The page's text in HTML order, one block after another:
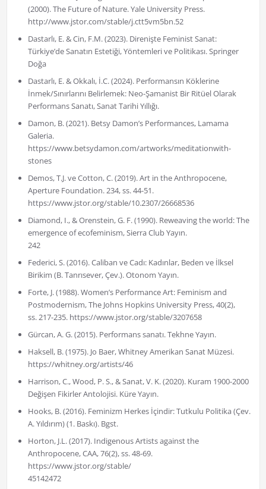
(2000). The Future of Nature. Yale University Press.
http://www.jstor.com/stable/j.ctt5vm5bn.52
Dastarlı, E. & Cin, F.M. (2023). Direnişte Feminist Sanat:
Türkiye’de Sanatın Estetiği, Yöntemleri ve Politikası. Springer
Doğa
Dastarlı, E. & Okkalı, İ.C. (2024). Performansın Köklerine
İnmek/Sınırlarını Belirlemek: Neo-Şamanist Bir Ritüel Olarak
Performans Sanatı, Sanat Tarihi Yıllığı.
Damon, B. (2021). Betsy Damon’s Performances, Lamama
Galeria.
https://www.betsydamon.com/artworks/meditationwith-
stones
Demos, T.J. ve Cotton, C. (2019). Art in the Anthropocene,
Aperture Foundation. 234, ss. 44-51.
https://www.jstor.org/stable/10.2307/26668536
Diamond, I., & Orenstein, G. F. (1990). Reweaving the world: The
emergence of ecofeminism, Sierra Club Yayın.
242
Federici, S. (2016). Caliban ve Cadı: Kadınlar, Beden ve İlksel
Birikim (B. Tanrısever, Çev.). Otonom Yayın.
Forte, J. (1988). Women’s Performance Art: Feminism and
Postmodernism, The Johns Hopkins University Press, 40(2),
ss. 217-235. https://www.jstor.org/stable/3207658
Gürcan, A. G. (2015). Performans sanatı. Tekhne Yayın.
Haksell, B. (1975). Jo Baer, Whitney Amerikan Sanat Müzesi.
https://whitney.org/artists/46
Harrison, C., Wood, P. S., & Sanat, V. K. (2020). Kuram 1900-2000
Değişen Fikirler Antolojisi. Küre Yayın.
Hooks, B. (2016). Feminizm Herkes İçindir: Tutkulu Politika (Çev.
A. Yıldırım) (1. Baskı). Bgst.
Horton, J.L. (2017). Indigenous Artists against the
Anthropocene, CAA, 76(2), ss. 48-69.
https://www.jstor.org/stable/
45142472